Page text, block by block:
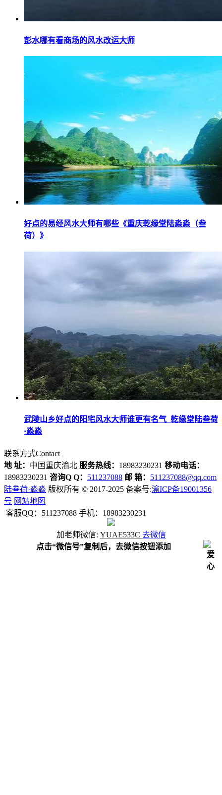
彭水哪有看商场的风水改运大师
好点的易经风水大师有哪些《重庆乾缘堂陆淼淼（叁
荷）》
武陵山乡好点的阳宅风水大师谁更有名气_乾缘堂陆叁荷
·淼淼
联系方式Contact
地 址： 中国重庆渝北 服务热线： 18983230231 移动电话：
18983230231 咨询Q Q： 511237088 邮 箱： 511237088@qq.com
陆叁荷·淼淼 版权所有 © 2017-2025 备案号:渝ICP备19001356
号 网站地图
客服QQ：511237088 手机：18983230231
加老师微信: YUAE533C 去微信
点击“微信号”复制后，去微信按钮添加